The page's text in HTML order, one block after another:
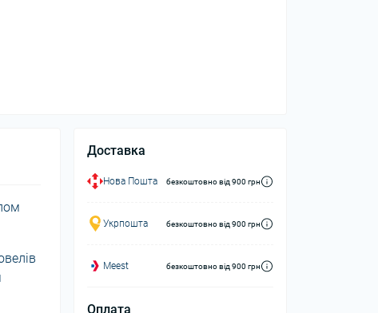
Доставка
Нова Пошта безкоштовно від 900 грн
Укрпошта безкоштовно від 900 грн
Meest безкоштовно від 900 грн
Оплата